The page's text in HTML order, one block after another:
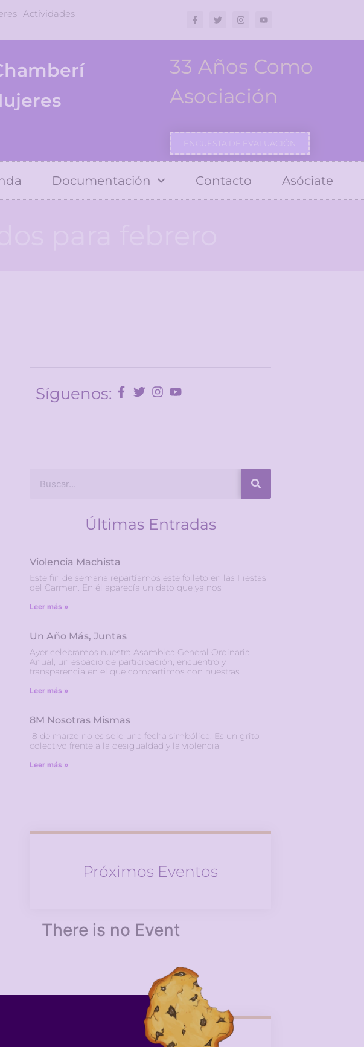
Actividades
33 Años Como
Asociación
ENCUESTA DE EVALUACIÓN
Documentación Contacto Asóciate
Síguenos:
Últimas Entradas
Violencia Machista
Este fin de semana repartíamos este folleto en las Fiestas
del Carmen. En él aparecía un dato que ya nos
Leer más »
Un Año Más, Juntas
Ayer celebramos nuestra Asamblea General Ordinaria
Anual, un espacio de participación, encuentro y
transparencia en el que compartimos con nuestras
Leer más »
8M Nosotras Mismas
8 de marzo no es solo una fecha simbólica. Es un grito
colectivo frente a la desigualdad y la violencia
Leer más »
Próximos Eventos
There is no Event